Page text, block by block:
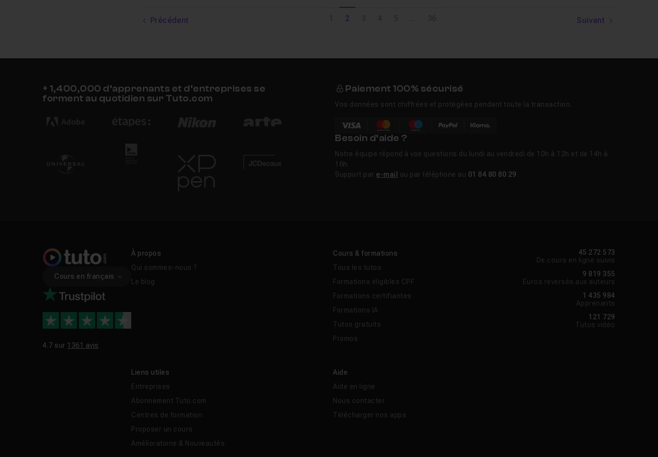
Précédent 2 Suivant
+ 1,400,000 d’apprenants et d’entreprises se
forment au quotidien sur Tuto.com
Paiement 100% sécurisé
Vos données sont chiffrées et protégées pendant toute la transaction.
Besoin d’aide ?
Notre équipe répond à vos questions du lundi au vendredi de 10h à 12h et de 14h à
16h.
Support par e-mail ou par téléphone au 01 84 80 80 29
Cours en français
4.7 sur 1361 avis
À propos
Qui sommes-nous ?
Le blog
Cours & formations
Tous les tutos
Formations éligibles CPF
Formations certifiantes
Formations IA
Tutos gratuits
Promos
Liens utiles
Entreprises
Abonnement Tuto.com
Centres de formation
Proposer un cours
Améliorations & Nouveautés
Aide
Aide en ligne
Nous contacter
Télécharger nos apps
45 272 573
De cours en ligne suivis
9 819 355
Euros reversés aux auteurs
1 435 984
Apprenants
121 729
Tutos vidéo